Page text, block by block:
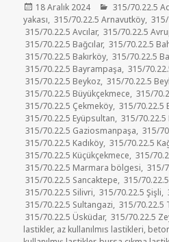
Yayın
tarihi
18 Aralık 2024 Kategoriler
315/70.22.5
yakası, 315/70.22.5 Arnavutköy,
315/70.22.5 Avcılar, 315/70.22.5
315/70.22.5 Bağcılar, 315/70.22.5
315/70.22.5 Bakırköy, 315/70.22.5
315/70.22.5 Bayrampaşa, 315/
315/70.22.5 Beykoz, 315/70.22.5
315/70.22.5 Büyükçekmece, 315/
315/70.22.5 Çekmeköy, 315/70.22.5
315/70.22.5 Eyüpsultan, 315/70.22.5
315/70.22.5 Gaziosmanpaşa, 315/
315/70.22.5 Kadıköy, 315/70.22.5
315/70.22.5 Küçükçekmece, 315/
315/70.22.5 Marmara bölgesi, 315/
315/70.22.5 Sancaktepe, 315/
315/70.22.5 Silivri, 315/70.22.5 Şişli,
315/70.22.5 Sultangazi, 315/70.22.5
315/70.22.5 Üsküdar, 315/70.22.5
lastikler, az kullanılmıs lastikleri,